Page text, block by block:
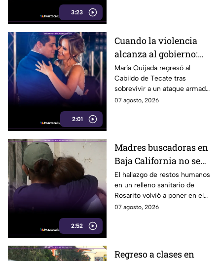
3:23
2:01
Cuando la violencia
alcanza al gobierno:
regidora de Tecate
vuelve al Cabildo tras
sobrevivir a un ataque
armado
María Quijada regresó al
Cabildo de Tecate tras
sobrevivir a un ataque armado
en el que murió su esposo y
07 agosto, 2026
2:52
Madres buscadoras en
Baja California no se
detienen: hallazgo de
restos humanos
reaviva la
preocupación
El hallazgo de restos humanos
en un relleno sanitario de
Rosarito volvió a poner en el
centro la labor de las madres
07 agosto, 2026
Regreso a clases en